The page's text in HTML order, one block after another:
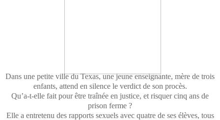
Dans une petite ville du Texas, une jeune enseignante, mère de trois
enfants, attend en silence le verdict de son procès.
Qu’a-t-elle fait pour être traînée en justice, et risquer cinq ans de
prison ferme ?
Elle a entretenu des rapports sexuels avec quatre de ses élèves, tous